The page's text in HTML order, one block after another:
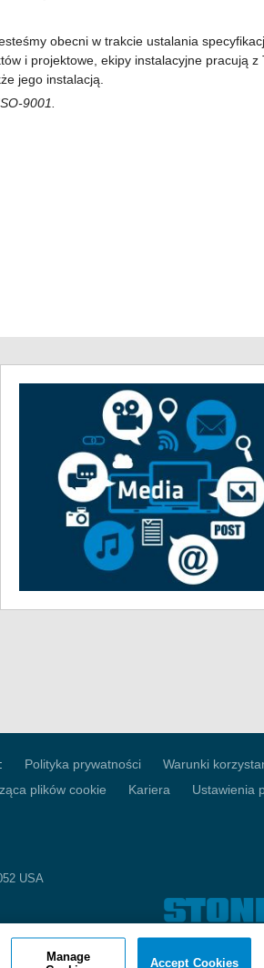
obecni w trakcie ustalania
i projektowe, ekipy instalacyjne pracują z
jego instalacją.
9001.
Polityka prywatności
Warunki
plików cookie
Kariera Ustawienia
USA
Manage
Accept Cookies